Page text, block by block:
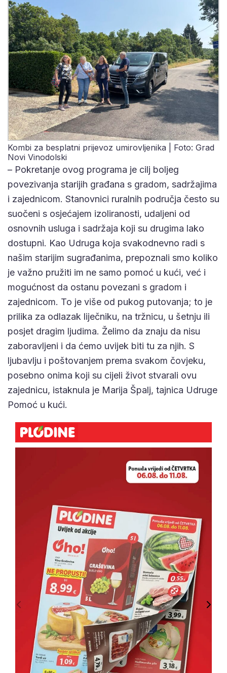
Kombi za besplatni prijevoz umirovljenika | Foto: Grad
Novi Vinodolski
– Pokretanje ovog programa je cilj boljeg
povezivanja starijih građana s gradom, sadržajima
i zajednicom. Stanovnici ruralnih područja često su
suočeni s osjećajem izoliranosti, udaljeni od
osnovnih usluga i sadržaja koji su drugima lako
dostupni. Kao Udruga koja svakodnevno radi s
našim starijim sugrađanima, prepoznali smo koliko
je važno pružiti im ne samo pomoć u kući, već i
mogućnost da ostanu povezani s gradom i
zajednicom. To je više od pukog putovanja; to je
prilika za odlazak liječniku, na tržnicu, u šetnju ili
posjet dragim ljudima. Želimo da znaju da nisu
zaboravljeni i da ćemo uvijek biti tu za njih. S
ljubavlju i poštovanjem prema svakom čovjeku,
posebno onima koji su cijeli život stvarali ovu
zajednicu, istaknula je Marija Špalj, tajnica Udruge
Pomoć u kući.